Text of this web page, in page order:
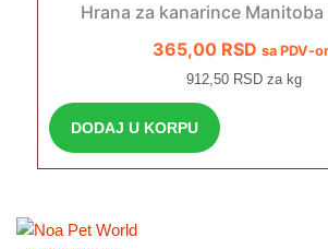
Hrana za kanarince Manitoba
365,00 RSD sa PDV-
912,50 RSD za kg
DODAJ U KORPU